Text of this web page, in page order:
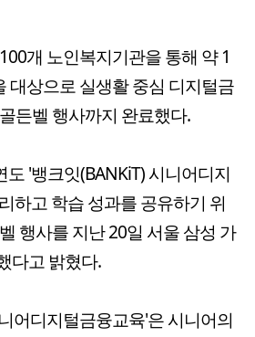
개 노인복지기관을 통해 약 1
대상으로 실생활 중심 디지털금
든벨 행사까지 완료했다.
'뱅크잇(BANKiT) 시니어디지
하고 학습 성과를 공유하기 위
행사를 지난 20일 서울 삼성 가
다고 밝혔다.
어디지털금융교육'은 시니어의